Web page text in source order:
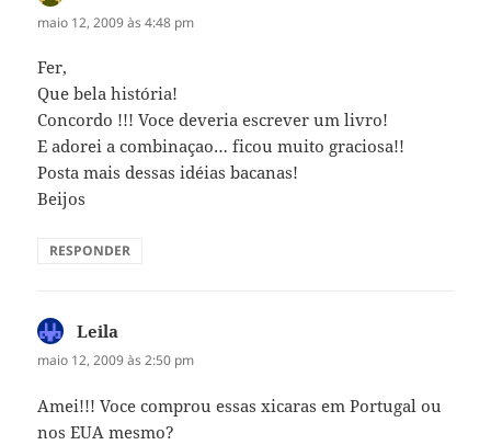
maio 12, 2009 às 4:48 pm
Fer,
Que bela história!
Concordo !!! Voce deveria escrever um livro!
E adorei a combinaçao… ficou muito graciosa!!
Posta mais dessas idéias bacanas!
Beijos
RESPONDER
Leila
maio 12, 2009 às 2:50 pm
Amei!!! Voce comprou essas xicaras em Portugal ou
nos EUA mesmo?